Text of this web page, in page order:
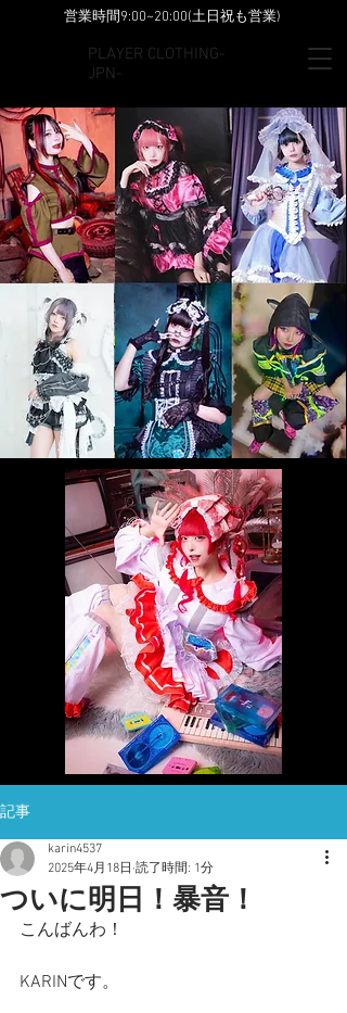
​PLAYER CLOTHING-
JPN-
​営業時間9:00~20:00(土日祝も営業)
記事
ついに明日！暴音！
karin4537
2025年4月18日 読了時間: 1分
こんばんわ！
KARINです。